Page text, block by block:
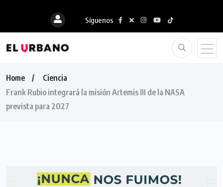
Síguenos
Home
Ciencia
Frank Rubio integrará la misión Artemis III de la NASA
prevista para 2027